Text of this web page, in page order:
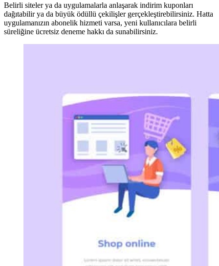
Belirli siteler ya da uygulamalarla anlaşarak indirim kuponları
dağıtabilir ya da büyük ödüllü çekilişler gerçekleştirebilirsiniz. Hatta
uygulamanızın abonelik hizmeti varsa, yeni kullanıcılara belirli
süreliğine ücretsiz deneme hakkı da sunabilirsiniz.